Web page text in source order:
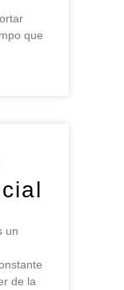
que
un
de la